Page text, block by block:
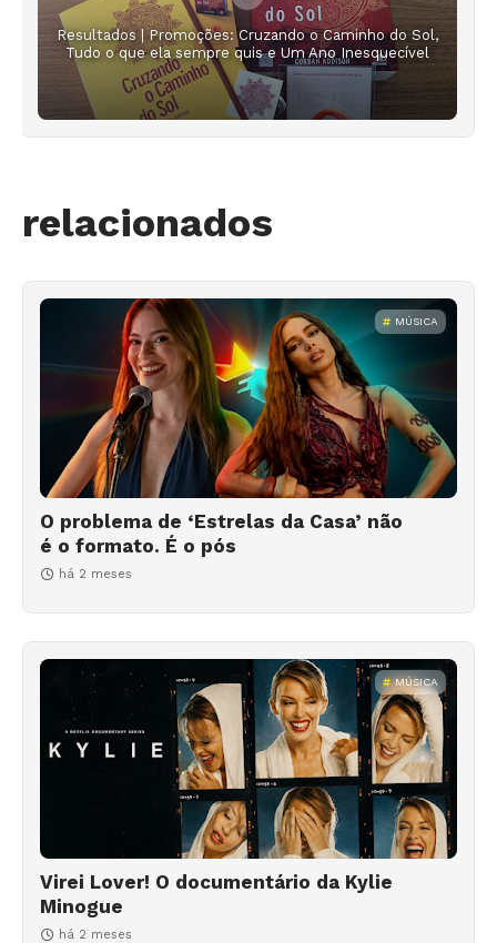
Resultados | Promoções: Cruzando o Caminho do Sol,
Tudo o que ela sempre quis e Um Ano Inesquecível
relacionados
MÚSICA
O problema de ‘Estrelas da Casa’ não
é o formato. É o pós
há 2 meses
MÚSICA
Virei Lover! O documentário da Kylie
Minogue
há 2 meses